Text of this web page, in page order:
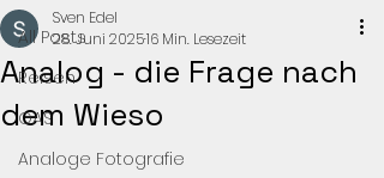
All Posts
Reisen
GAS
Analoge Fotografie
Analog - die Frage nach
dem Wieso
Sven Edel
28. Juni 202516 Min. Lesezeit